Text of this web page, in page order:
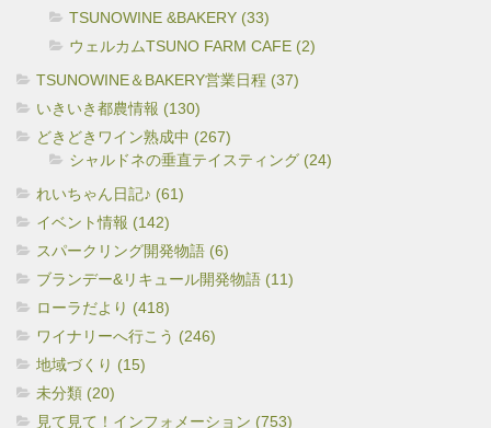
TSUNOWINE &BAKERY (33)
ウェルカムTSUNO FARM CAFE (2)
TSUNOWINE＆BAKERY営業日程 (37)
いきいき都農情報 (130)
どきどきワイン熟成中 (267)
シャルドネの垂直テイスティング (24)
れいちゃん日記♪ (61)
イベント情報 (142)
スパークリング開発物語 (6)
ブランデー&リキュール開発物語 (11)
ローラだより (418)
ワイナリーへ行こう (246)
地域づくり (15)
未分類 (20)
見て見て！インフォメーション (753)